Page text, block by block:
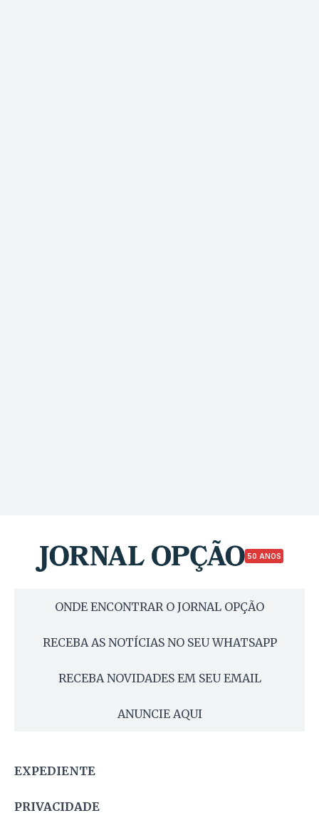
50 ANOS
ONDE ENCONTRAR O JORNAL OPÇÃO
RECEBA AS NOTÍCIAS NO SEU WHATSAPP
RECEBA NOVIDADES EM SEU EMAIL
ANUNCIE AQUI
EXPEDIENTE
PRIVACIDADE